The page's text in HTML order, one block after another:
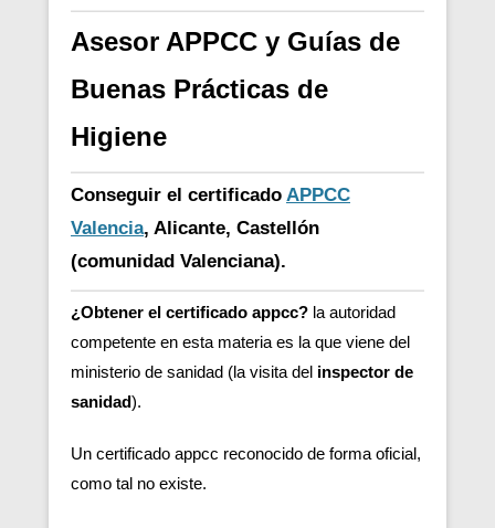
Asesor APPCC y Guías de
Buenas Prácticas de
Higiene
Conseguir el certificado APPCC
Valencia, Alicante, Castellón
(comunidad Valenciana).
¿Obtener el certificado appcc? la autoridad
competente en esta materia es la que viene del
ministerio de sanidad (la visita del inspector de
sanidad).
Un certificado appcc reconocido de forma oficial,
como tal no existe.